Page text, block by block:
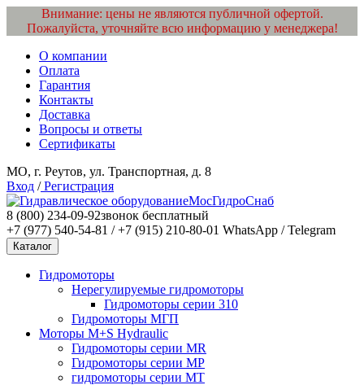
Внимание: цены не являются публичной офертой.
Пожалуйста, уточняйте всю информацию у менеджера!
О компании
Оплата
Гарантия
Контакты
Доставка
Вопросы и ответы
Сертификаты
МО, г. Реутов, ул. Транспортная, д. 8
Вход /Регистрация
МосГидроСнаб
8 (800) 234-09-92звонок бесплатный
+7 (977) 540-54-81 / +7 (915) 210-80-01 WhatsApp / Telegram
Каталог
Гидромоторы
Нерегулируемые гидромоторы
Гидромоторы серии 310
Гидромоторы МГП
Моторы M+S Hydraulic
Гидромоторы серии MR
Гидромоторы серии MP
гидромоторы серии MT